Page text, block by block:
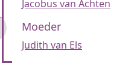
Jacobus van Achten
Moeder
Judith van Els